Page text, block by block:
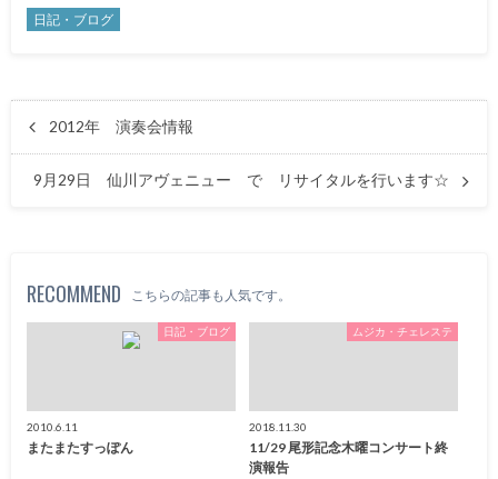
日記・ブログ
2012年 演奏会情報
9月29日 仙川アヴェニュー で リサイタルを行います☆
RECOMMEND こちらの記事も人気です。
日記・ブログ
2010.6.11
またまたすっぽん
ムジカ・チェレステ
2018.11.30
11/29 尾形記念木曜コンサート終
演報告